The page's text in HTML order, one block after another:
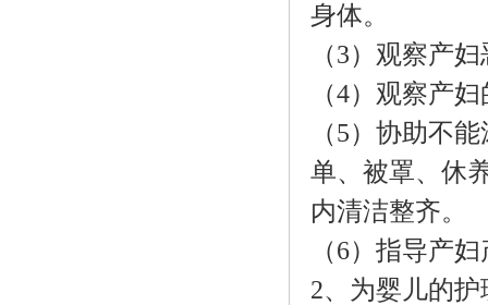
身体。
（3）观察产
（4）观察产
（5）协助不
单、被罩、休
内清洁整齐。
（6）指导产
2、为婴儿的护